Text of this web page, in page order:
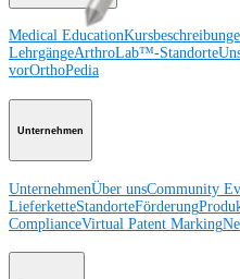
Medical Education
LehrgängeArthroLab™-Standorte
vorOrthoPedia
Unternehmen
UnternehmenÜber unsCommunity
LieferketteStandorteFörderung
ComplianceVirtual Patent Marking